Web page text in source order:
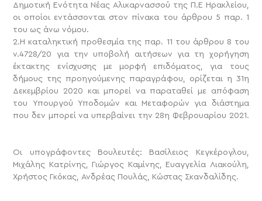
Δημοτική Ενότητα Νέας Αλικαρνασσού της Π.Ε Ηρακλείου,
οι οποίοι εντάσσονται στον πίνακα του άρθρου 5 παρ. 1
του ως άνω νόμου.
2.Η καταληκτική προθεσμία της παρ. 11 του άρθρου 8 του
ν.4728/20 για την υποβολή αιτήσεων για τη χορήγηση
έκτακτης ενίσχυσης με μορφή επιδόματος, για τους
δήμους της προηγούμενης παραγράφου, ορίζεται η 31η
Δεκεμβρίου 2020 και μπορεί να παραταθεί με απόφαση
του Υπουργού Υποδομών και Μεταφορών για διάστημα
που δεν μπορεί να υπερβαίνει την 28η Φεβρουαρίου 2021.
Οι υπογράφοντες Βουλευτές: Βασίλειος Κεγκέρογλου,
Μιχάλης Κατρίνης, Γιώργος Καμίνης, Ευαγγελία Λιακούλη,
Χρήστος Γκόκας, Ανδρέας Πουλάς, Κώστας Σκανδαλίδης.